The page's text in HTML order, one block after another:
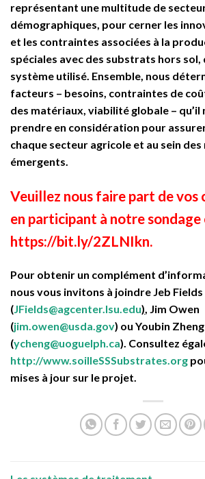
représentant une multitude de
démographiques, pour cerner les
et les contraintes associées à la
spéciales avec des substrats hors sol,
système utilisé. Ensemble, nous
facteurs – besoins, contraintes de
des matériaux, viabilité globale – qu’il
prendre en considération pour
chaque secteur agricole et au sein des
émergents.
Veuillez nous faire part de vos
en participant à notre sondage
https://bit.ly/2ZLNIkn.
Pour obtenir un complément
nous vous invitons à joindre Jeb Fields
(JFields@agcenter.lsu.edu), Jim Owen
(jim.owen@usda.gov) ou Youbin Zheng
(ycheng@uoguelph.ca). Consultez
http://www.soilleSSSubstrates.org
mises à jour sur le projet.